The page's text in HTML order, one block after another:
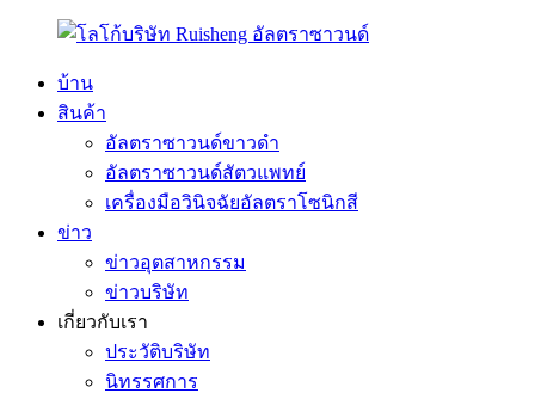
บ้าน
สินค้า
อัลตราซาวนด์ขาวดำ
อัลตราซาวนด์สัตวแพทย์
เครื่องมือวินิจฉัยอัลตราโซนิกสี
ข่าว
ข่าวอุตสาหกรรม
ข่าวบริษัท
เกี่ยวกับเรา
ประวัติบริษัท
นิทรรศการ